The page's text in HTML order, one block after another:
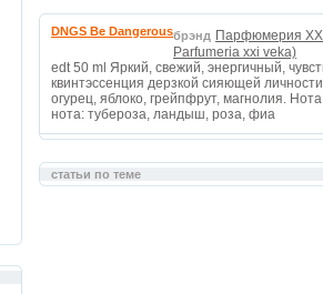
DNGS Be Dangerousбрэнд Парфюмерия
Parfumeria xxi veka)
edt 50 ml Яркий, свежий, энергичный,
квинтэссенция дерзкой сияющей
огурец, яблоко, грейпфрут, магнолия.
нота: тубероза, ландыш, роза, фиа
статьи по теме